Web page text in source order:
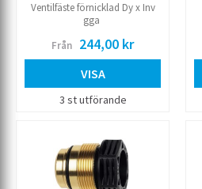
Ventilfäste förnicklad Dy x Inv
gga
Från 244,00 kr
VISA
3 st utförande